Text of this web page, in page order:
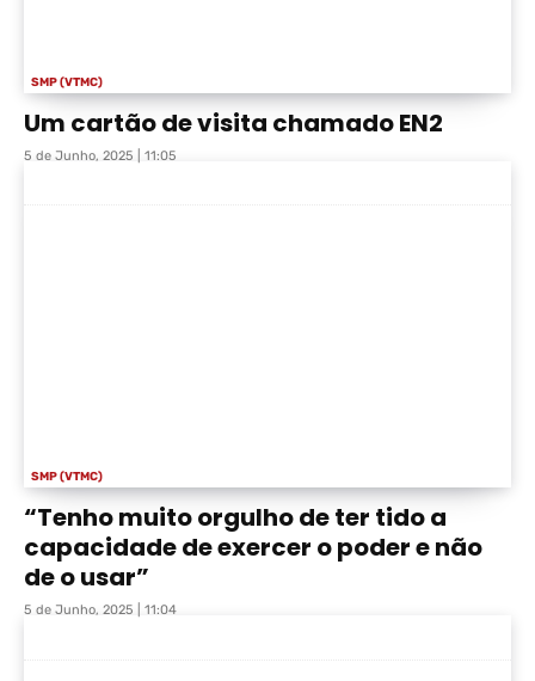
SMP (VTMC)
Um cartão de visita chamado EN2
5 de Junho, 2025 | 11:05
SMP (VTMC)
“Tenho muito orgulho de ter tido a
capacidade de exercer o poder e não
de o usar”
5 de Junho, 2025 | 11:04